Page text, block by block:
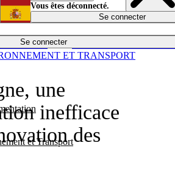
Se connecter
et Transport
Économie
Español
Vous êtes déconnecté.
Se connecter
une
inefficace
des
ET TRANSPORT